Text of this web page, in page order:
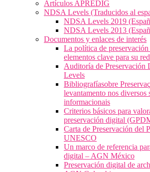
Artículos APREDIG
NDSA Levels (Traducidos al
NDSA Levels 2019
NDSA Levels 2013
Documentos y enlaces de interés
La política de
elementos clave para su
Auditoría de
Levels
Bibliografíasobre
levantamento nos diversos
informacionais
Criterios básicos para
preservación digital
Carta de Preservación del
UNESCO
Un marco de referencia
digital – AGN México
Preservación digital de